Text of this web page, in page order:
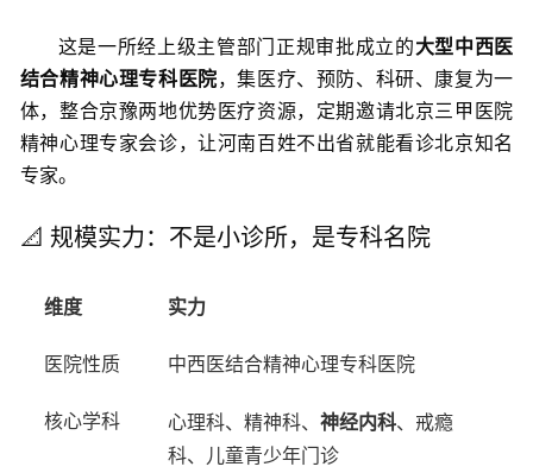
这是一所经上级主管部门正规审批成立的大型中西医
结合精神心理专科医院，集医疗、预防、科研、康复为一
体，整合京豫两地优势医疗资源，定期邀请北京三甲医院
精神心理专家会诊，让河南百姓不出省就能看诊北京知名
专家。
📐 规模实力：不是小诊所，是专科名院
维度 实力
医院性质 中西医结合精神心理专科医院
核心学科 心理科、精神科、 神经内科、戒瘾
科、儿童青少年门诊